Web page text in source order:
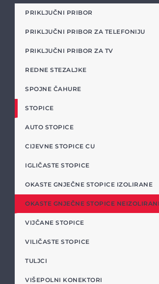
PRIKLJUČNI PRIBOR
PRIKLJUČNI PRIBOR ZA TELEFONIJU
PRIKLJUČNI PRIBOR ZA TV
REDNE STEZALJKE
SPOJNE ČAHURE
STOPICE
AUTO STOPICE
CIJEVNE STOPICE CU
IGLIČASTE STOPICE
OKASTE GNJEČNE STOPICE IZOLIRANE
OKASTE GNJEČNE STOPICE
VIJČANE STOPICE
VILIČASTE STOPICE
TULJCI
VIŠEPOLNI KONEKTORI